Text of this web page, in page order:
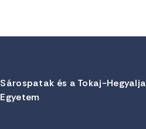
Sárospatak és a Tokaj-Hegyalja
Egyetem